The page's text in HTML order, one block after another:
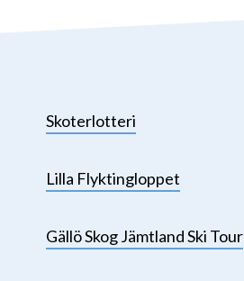
Skoterlotteri
Lilla Flyktingloppet
Gällö Skog Jämtland Ski Tour